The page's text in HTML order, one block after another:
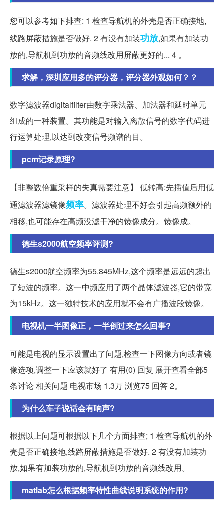
您可以参考如下排查: 1 检查导航机的外壳是否正确接地,
线路屏蔽措施是否做好. 2 有没有加装功放,如果有加装功
放的,导航机到功放的音频线改用屏蔽更好的... 4 。
求解，深圳应用多的评分器，评分器外观如何？？
数字滤波器digitalfilter由数字乘法器、加法器和延时单元
组成的一种装置。其功能是对输入离散信号的数字代码进
行运算处理,以达到改变信号频谱的目。
pcm记录原理?
【非整数倍重采样的失真需要注意】 低转高:先插值后用低
通滤波器滤镜像频率。滤波器处理不好会引起高频额外的
相移,也可能存在高频没滤干净的镜像成分。镜像成。
德生s2000航空频率评测?
德生s2000航空频率为55.845MHz,这个频率是远远的超出
了短波的频率。这一中频应用了两个晶体滤波器,它的带宽
为15kHz。这一独特技术的应用就不会有广播波段镜像。
电视机一半图像正，一半倒过来怎么回事?
可能是电视的显示设置出了问题,检查一下图像方向或者镜
像选项,调整一下应该就好了 有用(0) 回复 展开查看全部5
条讨论 相关问题 电视市场 1.3万 浏览75 回答 2。
为什么车子说话会有响声?
根据以上问题可根据以下几个方面排查; 1 检查导航机的外
壳是否正确接地,线路屏蔽措施是否做好. 2 有没有加装功
放,如果有加装功放的,导航机到功放的音频线改用。
matlab怎么根据频率特性曲线说明系统的作用?